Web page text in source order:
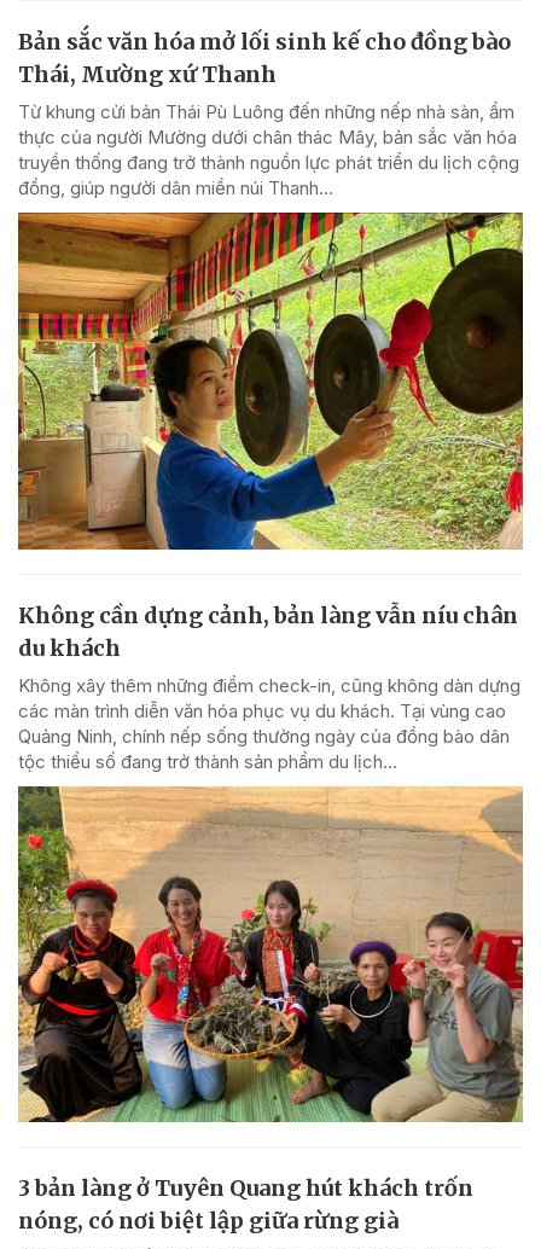
Bản sắc văn hóa mở lối sinh kế cho đồng bào
Thái, Mường xứ Thanh
Từ khung cửi bản Thái Pù Luông đến những nếp nhà sàn, ẩm
thực của người Mường dưới chân thác Mây, bản sắc văn hóa
truyền thống đang trở thành nguồn lực phát triển du lịch cộng
đồng, giúp người dân miền núi Thanh...
Không cần dựng cảnh, bản làng vẫn níu chân
du khách
Không xây thêm những điểm check-in, cũng không dàn dựng
các màn trình diễn văn hóa phục vụ du khách. Tại vùng cao
Quảng Ninh, chính nếp sống thường ngày của đồng bào dân
tộc thiểu số đang trở thành sản phẩm du lịch...
3 bản làng ở Tuyên Quang hút khách trốn
nóng, có nơi biệt lập giữa rừng già